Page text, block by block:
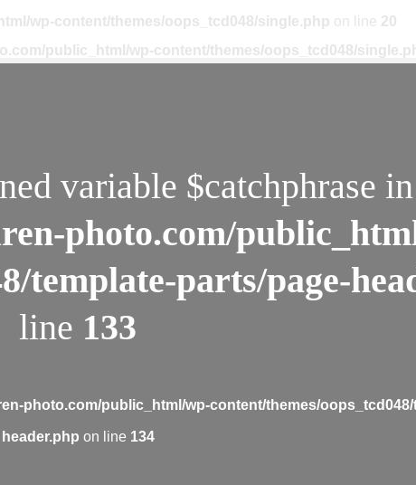
wp-content/themes/oops_tcd048/single.php on line 20
public_html/wp-content/themes/oops_tcd048/
variable $catchphrase in
photo.com/
template-parts/page-
line 133
photo.com/public_html/wp-content/themes/
header.php on line 134